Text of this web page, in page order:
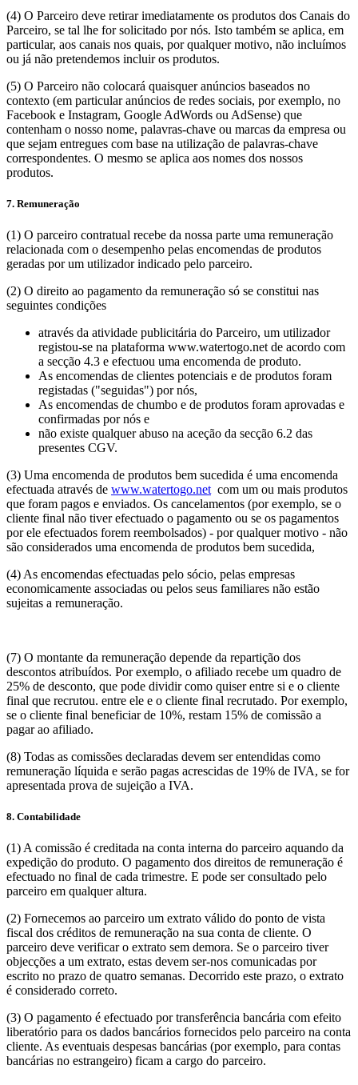
(4) O Parceiro deve retirar imediatamente os produtos dos Canais do
Parceiro, se tal lhe for solicitado por nós. Isto também se aplica, em
particular, aos canais nos quais, por qualquer motivo, não incluímos
ou já não pretendemos incluir os produtos.
(5) O Parceiro não colocará quaisquer anúncios baseados no
contexto (em particular anúncios de redes sociais, por exemplo, no
Facebook e Instagram, Google AdWords ou AdSense) que
contenham o nosso nome, palavras-chave ou marcas da empresa ou
que sejam entregues com base na utilização de palavras-chave
correspondentes. O mesmo se aplica aos nomes dos nossos
produtos.
7. Remuneração
(1) O parceiro contratual recebe da nossa parte uma remuneração
relacionada com o desempenho pelas encomendas de produtos
geradas por um utilizador indicado pelo parceiro.
(2) O direito ao pagamento da remuneração só se constitui nas
seguintes condições
através da atividade publicitária do Parceiro, um utilizador
registou-se na plataforma www.watertogo.net de acordo com
a secção 4.3 e efectuou uma encomenda de produto.
As encomendas de clientes potenciais e de produtos foram
registadas ("seguidas") por nós,
As encomendas de chumbo e de produtos foram aprovadas e
confirmadas por nós e
não existe qualquer abuso na aceção da secção 6.2 das
presentes CGV.
(3) Uma encomenda de produtos bem sucedida é uma encomenda
efectuada através de www.watertogo.net com um ou mais produtos
que foram pagos e enviados. Os cancelamentos (por exemplo, se o
cliente final não tiver efectuado o pagamento ou se os pagamentos
por ele efectuados forem reembolsados) - por qualquer motivo - não
são considerados uma encomenda de produtos bem sucedida,
(4) As encomendas efectuadas pelo sócio, pelas empresas
economicamente associadas ou pelos seus familiares não estão
sujeitas a remuneração.
(7) O montante da remuneração depende da repartição dos
descontos atribuídos. Por exemplo, o afiliado recebe um quadro de
25% de desconto, que pode dividir como quiser entre si e o cliente
final que recrutou. entre ele e o cliente final recrutado. Por exemplo,
se o cliente final beneficiar de 10%, restam 15% de comissão a
pagar ao afiliado.
(8) Todas as comissões declaradas devem ser entendidas como
remuneração líquida e serão pagas acrescidas de 19% de IVA, se for
apresentada prova de sujeição a IVA.
8. Contabilidade
(1) A comissão é creditada na conta interna do parceiro aquando da
expedição do produto. O pagamento dos direitos de remuneração é
efectuado no final de cada trimestre. E pode ser consultado pelo
parceiro em qualquer altura.
(2) Fornecemos ao parceiro um extrato válido do ponto de vista
fiscal dos créditos de remuneração na sua conta de cliente. O
parceiro deve verificar o extrato sem demora. Se o parceiro tiver
objecções a um extrato, estas devem ser-nos comunicadas por
escrito no prazo de quatro semanas. Decorrido este prazo, o extrato
é considerado correto.
(3) O pagamento é efectuado por transferência bancária com efeito
liberatório para os dados bancários fornecidos pelo parceiro na conta
cliente. As eventuais despesas bancárias (por exemplo, para contas
bancárias no estrangeiro) ficam a cargo do parceiro.